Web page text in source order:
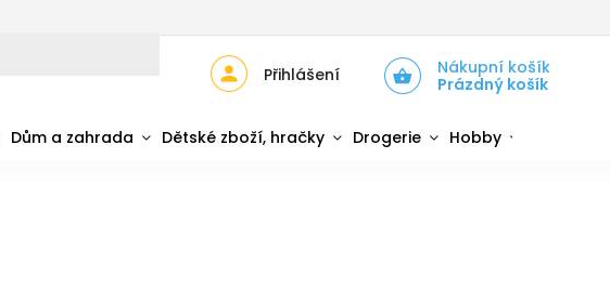
Nákupní košík
Prázdný košík
Přihlášení
Dům a zahrada Dětské zboží, hračky Drogerie Hobby